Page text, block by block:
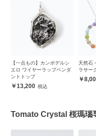
【一点もの】カンポデルシ
エロ ワイヤーラップペンダ
ントトップ
13,200
天然石
ラサー
Tomato Crystal 桜瑪瑙